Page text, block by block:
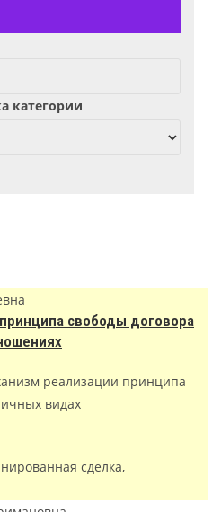
категории
свободы договора
реализации принципа
видах
сделка,